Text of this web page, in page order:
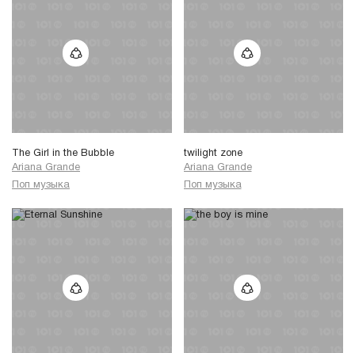
The Girl in the Bubble
Ariana Grande
Поп музыка
twilight zone
Ariana Grande
Поп музыка